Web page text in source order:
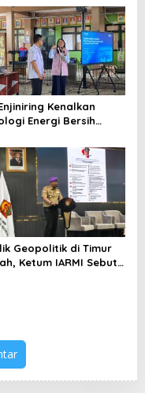
Iklim
Kenalkan
Energi Bersih
Geopolitik di Timur
Ketum IARMI Sebut